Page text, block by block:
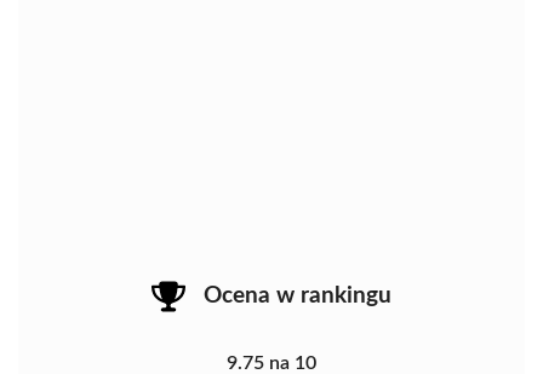
Ocena w rankingu
9.75 na 10